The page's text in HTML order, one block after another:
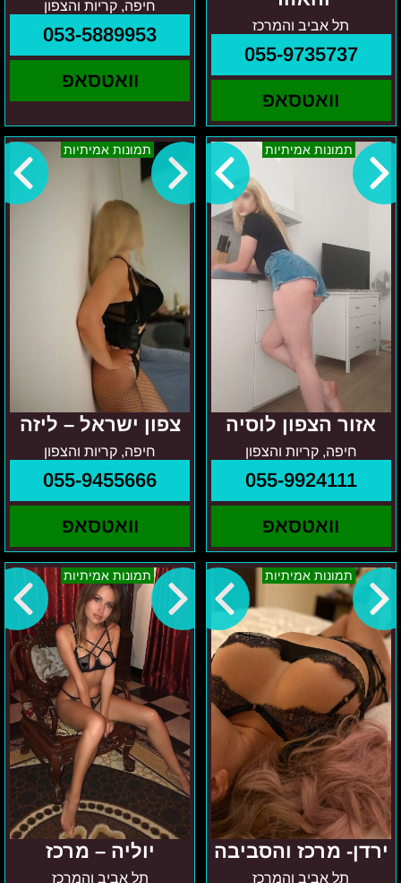
תל אביב והמרכז
055-9735737
וואטסאפ
חיפה, קריות והצפון
053-5889953
וואטסאפ
תמונות אמיתיות
אזור הצפון לוסיה
חיפה, קריות והצפון
055-9924111
וואטסאפ
אזור
הצפון
תמונות אמיתיות
צפון ישראל – ליזה
חיפה, קריות והצפון
055-9455666
וואטסאפ
צפון
ישראל
תמונות אמיתיות
ירדן- מרכז והסביבה
תל אביב והמרכז
ירדן-
מרכז
תמונות אמיתיות
יוליה – מרכז
תל אביב והמרכז
יוליה
–
מרכז